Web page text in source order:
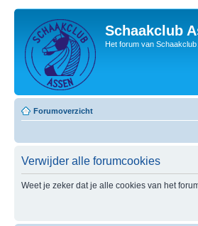
Schaakclub
Het forum van Schaakclub
Forumoverzicht
Verwijder alle forumcookies
Weet je zeker dat je alle cookies van het